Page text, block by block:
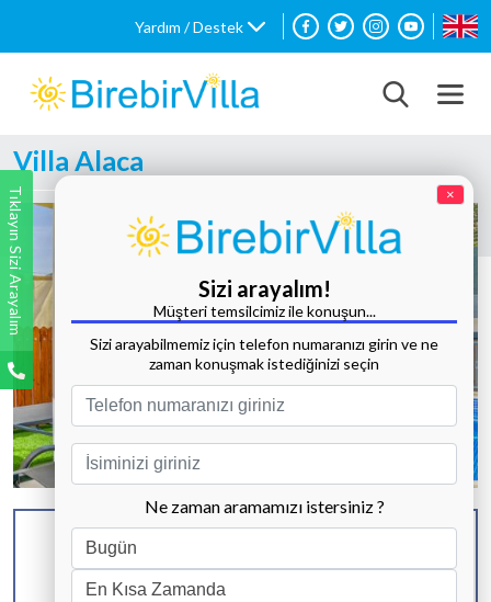
Yardım / Destek
Villa Alaca
Tüm Fotoğrafları Göster
KAPASİTE
4 KİŞİ
BANYO & WC
2 ADET
YATAK ODASI
Tıklayın Sizi Arayalım ×
Sizi arayalım!
Müşteri temsilcimiz ile konuşun...
Sizi arayabilmemiz için telefon numaranızı girin ve ne
zaman konuşmak istediğinizi seçin
Ne zaman aramamızı istersiniz ?